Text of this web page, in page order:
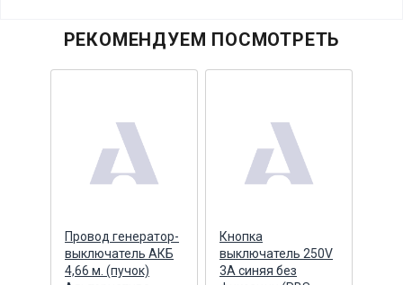
РЕКОМЕНДУЕМ ПОСМОТРЕТЬ
Провод генератор-
выключатель АКБ
4,66 м. (пучок)
Кнопка
выключатель 250V
3A синяя без